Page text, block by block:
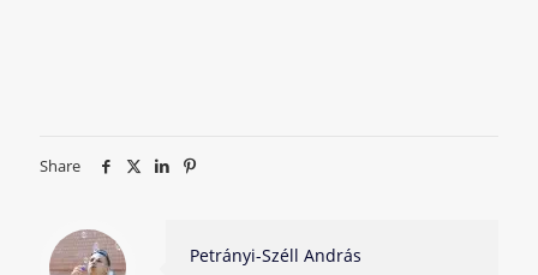
Share
Petrányi-Széll András